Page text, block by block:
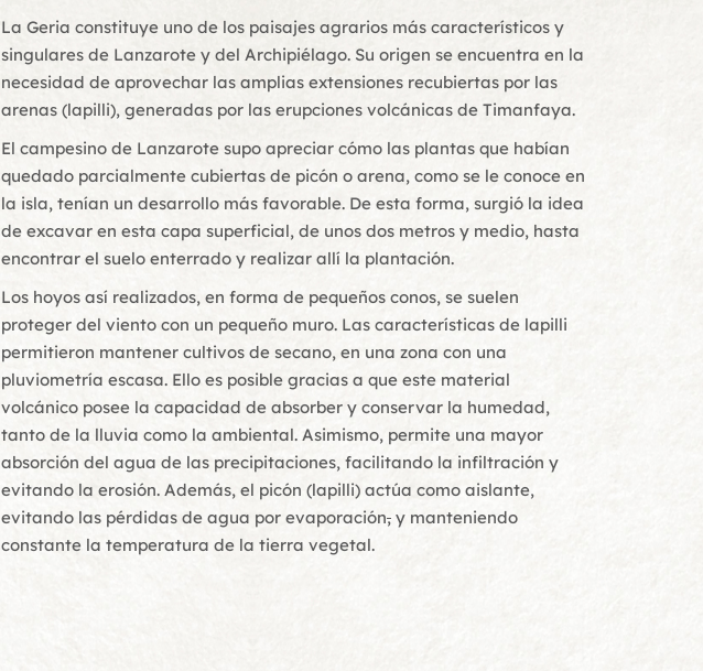
La Geria constituye uno de los paisajes agrarios más característicos y
singulares de Lanzarote y del Archipiélago. Su origen se encuentra en la
necesidad de aprovechar las amplias extensiones recubiertas por las
arenas (lapilli), generadas por las erupciones volcánicas de Timanfaya.
El campesino de Lanzarote supo apreciar cómo las plantas que habían
quedado parcialmente cubiertas de picón o arena, como se le conoce en
la isla, tenían un desarrollo más favorable. De esta forma, surgió la idea
de excavar en esta capa superficial, de unos dos metros y medio, hasta
encontrar el suelo enterrado y realizar allí la plantación.
Los hoyos así realizados, en forma de pequeños conos, se suelen
proteger del viento con un pequeño muro. Las características de lapilli
permitieron mantener cultivos de secano, en una zona con una
pluviometría escasa. Ello es posible gracias a que este material
volcánico posee la capacidad de absorber y conservar la humedad,
tanto de la lluvia como la ambiental. Asimismo, permite una mayor
absorción del agua de las precipitaciones, facilitando la infiltración y
evitando la erosión. Además, el picón (lapilli) actúa como aislante,
evitando las pérdidas de agua por evaporación, y manteniendo
constante la temperatura de la tierra vegetal.